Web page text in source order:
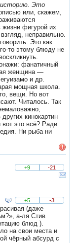
историю. Это
или, скажем,
жизни фигурой их
неправильно.
Это как
то этому блюду не
фанатичный
женщина —
и др.
мощная школа.
вещи. Но вот
Читалось. Так
кинокартин
это всё? Ради
Ни рыба ни
+9
-21
+5 -3
(даже
а-ля Стив
блюд ).
на свои места и
чёрный абсурд с